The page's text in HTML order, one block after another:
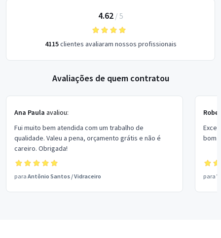
4.62/ 5
4115clientes avaliaram nossos profissionais
Avaliações de quem contratou
Ana Paula avaliou:
Fui muito bem atendida com um trabalho de
qualidade. Valeu a pena, orçamento grátis e não é
careiro. Obrigada!
para Antônio Santos /Vidraceiro
bom
para